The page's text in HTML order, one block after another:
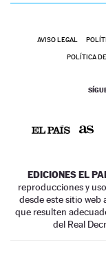
AVISO LEGAL
POLÍTICA
EDICIONES EL
reproducciones y
desde este sitio web
que resulten
del Real